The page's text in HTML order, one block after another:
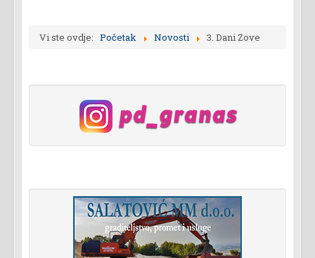
Vi ste ovdje: Početak Novosti 3. Dani Zove